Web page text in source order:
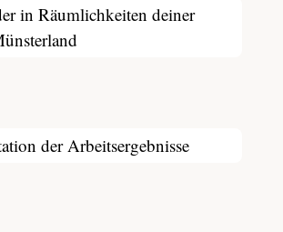
in Räumlichkeiten deiner
der Arbeitsergebnisse